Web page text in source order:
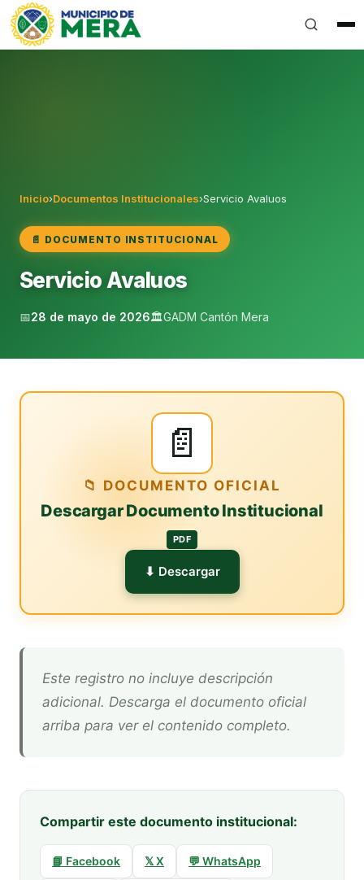
Gobierno Autónomo Descentralizado Municipal del
Inicio›Documentos Institucionales›Servicio Avaluos
📄 DOCUMENTO INSTITUCIONAL
Servicio Avaluos
📅28 de mayo de 2026🏛️GADM Cantón Mera
📄
📁 DOCUMENTO OFICIAL
Descargar Documento Institucional
PDF
⬇ Descargar
Este registro no incluye descripción
adicional. Descarga el documento oficial
arriba para ver el contenido completo.
Compartir este documento institucional:
📘 Facebook 𝕏 X 💬 WhatsApp